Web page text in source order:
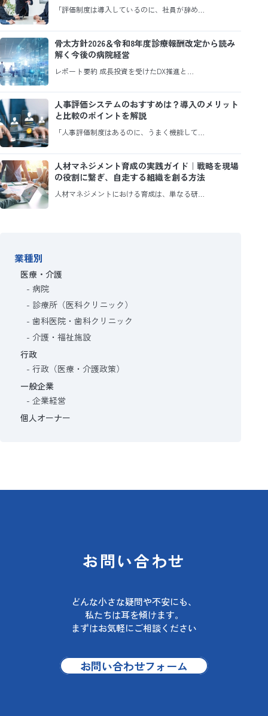
「評価制度は導入しているのに、社員が辞め…
骨太方針2026＆令和8年度診療報酬改定から読み
解く今後の病院経営
レポート要約 成長投資を受けたDX推進と…
人事評価システムのおすすめは？導入のメリット
と比較のポイントを解説
「人事評価制度はあるのに、うまく機能して…
人材マネジメント育成の実践ガイド｜戦略を現場
の役割に繋ぎ、自走する組織を創る方法
人材マネジメントにおける育成は、単なる研…
業種別
医療・介護
病院
診療所（医科クリニック）
歯科医院・歯科クリニック
介護・福祉施設
行政
行政（医療・介護政策）
一般企業
企業経営
個人オーナー
お問い合わせ
どんな小さな疑問や不安にも、
私たちは耳を傾けます。
まずはお気軽にご相談ください
お問い合わせフォーム